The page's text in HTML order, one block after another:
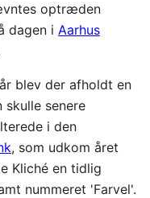
optræden
dagen i Aarhus
blev der afholdt en
skulle senere
i den
, som udkom året
Kliché en tidlig
nummeret 'Farvel'.